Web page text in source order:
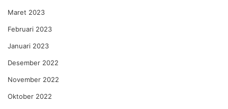
Maret 2023
Februari 2023
Januari 2023
Desember 2022
November 2022
Oktober 2022